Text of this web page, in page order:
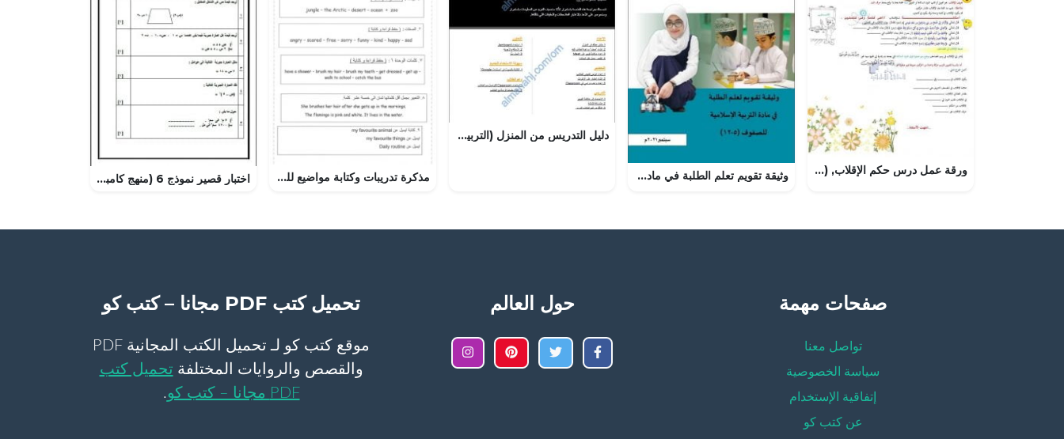
ورقة عمل درس حكم الإقلاب, (تربية اسلامية) السابع وثيقة تقويم تعلم الطلبة في مادة التربية الاسلامية للصفوف (5 -12) (تربية اسلامية) ملفات مدرسية
دليل التدريس من المنزل (التربية) ملفات مدرسية
مذكرة تدريبات وكتابة مواضيع للدور الثاني (لغة انجليزية) الرابع اختبار قصير نموذج 6 (منهج كامبردج) (رياضيات) الثامن
صفحات مهمة
تواصل معنا
سياسة الخصوصية
إتفاقية الإستخدام
عن كتب كو
حول العالم تحميل كتب PDF مجانا – كتب كو
موقع كتب كو لـ تحميل الكتب المجانية PDF
والقصص والروايات المختلفة تحميل كتب
PDF مجانا – كتب كو
.